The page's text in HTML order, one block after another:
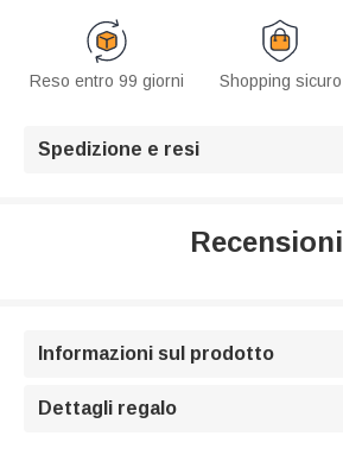
Reso entro 99 giorni Shopping sicuro
Spedizione e resi
Recensioni
Informazioni sul prodotto
Dettagli regalo